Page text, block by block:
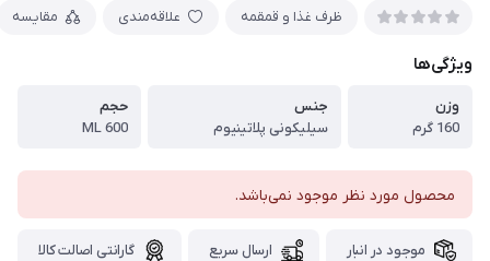
ظرف غذا و قمقمه علاقه‌مندی مقایسه
ویژگی‌ها
وزن
160 گرم
جنس
سیلیکونی پلاتینیوم
حجم
600 ML
محصول مورد نظر موجود نمی‌باشد.
موجود در انبار ارسال سریع گارانتی اصالت کالا